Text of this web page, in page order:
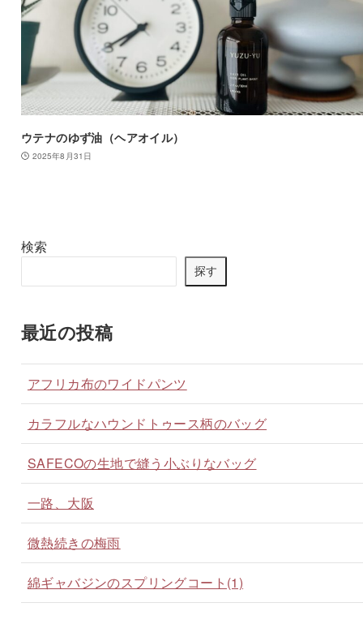
ウテナのゆず油（ヘアオイル）
2025年8月31日
検索
探す
最近の投稿
アフリカ布のワイドパンツ
カラフルなハウンドトゥース柄のバッグ
SAFECOの生地で縫う小ぶりなバッグ
一路、大阪
微熱続きの梅雨
綿ギャバジンのスプリングコート(1)